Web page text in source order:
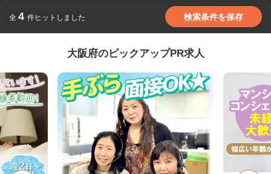
全 4 件ヒットしました 検索条件を保存
大阪府のピックアップPR求人